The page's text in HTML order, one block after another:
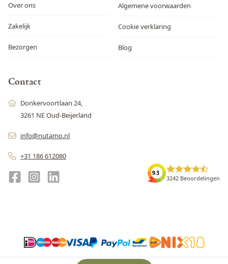
Over ons
Zakelijk
Bezorgen
Algemene voorwaarden
Cookie verklaring
Blog
Contact
Donkervoortlaan 24,
3261 NE Oud-Beijerland
info@nutamo.nl
+31 186 612080
9.3
3242 Beoordelingen